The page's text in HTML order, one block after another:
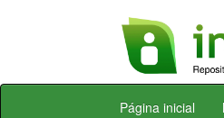
Skip
Página inicial